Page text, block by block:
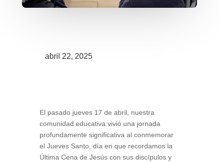
abril 22, 2025
El pasado jueves 17 de abril, nuestra
comunidad educativa vivió una jornada
profundamente significativa al conmemorar
el Jueves Santo, día en que recordamos la
Última Cena de Jesús con sus discípulos y